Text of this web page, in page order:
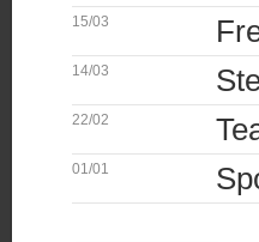
15/03
14/03
22/02
01/01